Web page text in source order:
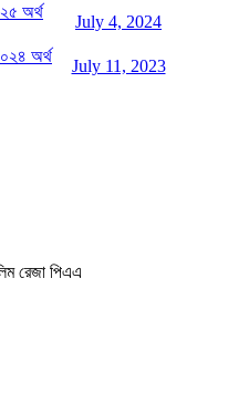
অর্থ
July 4, 2024
অর্থ
July 11, 2023
রেজা পিএএ